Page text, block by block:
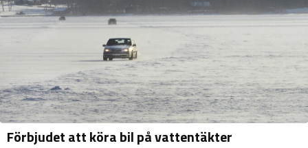
Förbjudet att köra bil på vattentäkter